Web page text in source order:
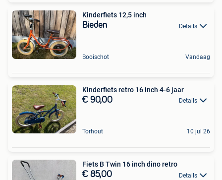
Kinderfiets 12,5 inch
Bieden Details
Booischot Vandaag
Kinderfiets retro 16 inch 4-6 jaar
€ 90,00 Details
Torhout 10 jul 26
Fiets B Twin 16 inch dino retro
€ 85,00 Details